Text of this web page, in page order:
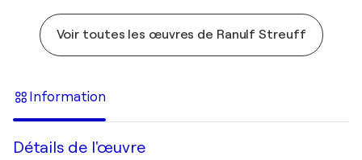
Voir toutes les œuvres de Ranulf Streuff
Information
Détails de l'œuvre